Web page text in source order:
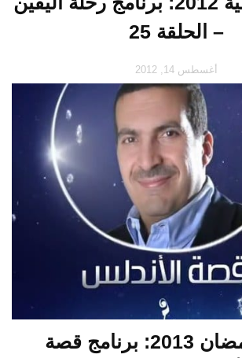
– الحلقة 25
أغسطس 14, 2012
برامج رمضان 2013: برنامج قصة